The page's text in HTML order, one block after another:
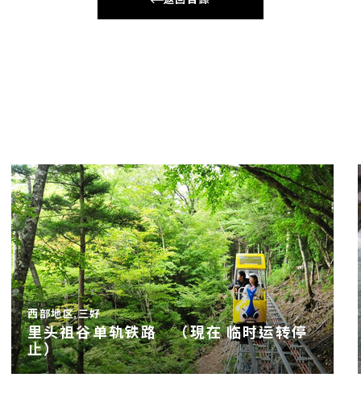
西部地区,三好
里头祖谷单轨铁路 （現在 临时运转停
止）